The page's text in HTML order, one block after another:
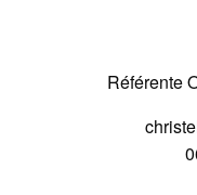
Référente